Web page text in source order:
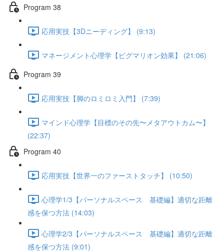
Program 38
応用実技【3Dニーディング】 (9:13)
マネージメント心理学【ピグマリオン効果】 (21:06)
Program 39
応用実技【脚のロミロミ入門】 (7:39)
マインド心理学【目標のその先〜メタアウトカム〜】
(22:37)
Program 40
応用実技【世界一のファーストタッチ】 (10:50)
心理学1/3【パーソナルスペース 基礎編】適切な距離
感を保つ方法 (14:03)
心理学2/3【パーソナルスペース 基礎編】適切な距離
感を保つ方法 (9:01)